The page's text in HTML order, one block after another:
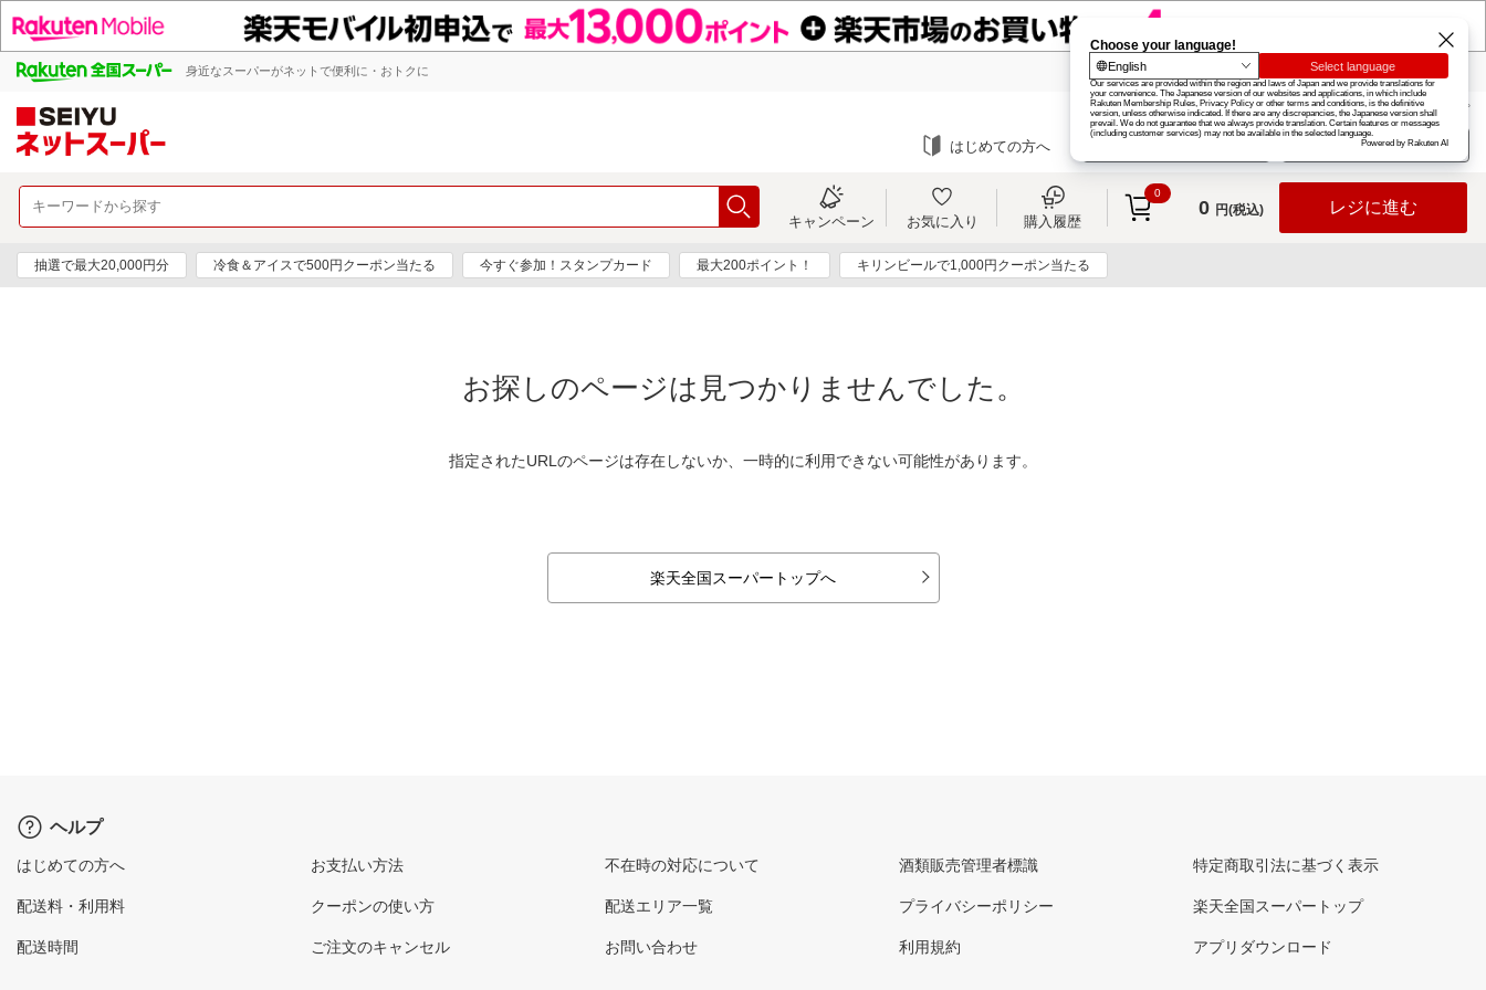
身近なスーパーがネットで便利に・おトクに 楽天グループ カード
お知らせ ヘルプ
はじめての方へ ログイン
キャンペーン お気に入り 購入履歴
0
0 円(税込) レジに進む
抽選で最大20,000円分 冷食＆アイスで500円クーポン当たる 今すぐ参加！スタンプカード 最大200ポイント！ キリンビールで1,000円クーポン当たる
お探しのページは見つかりませんでした。
指定されたURLのページは存在しないか、一時的に利用できない可能性があります。
楽天全国スーパートップへ
ヘルプ
はじめての方へ
配送料・利用料
配送時間
お支払い方法
クーポンの使い方
ご注文のキャンセル
不在時の対応について
配送エリア一覧
お問い合わせ
酒類販売管理者標識
プライバシーポリシー
利用規約
特定商取引法に基づく表示
楽天全国スーパートップ
アプリダウンロード